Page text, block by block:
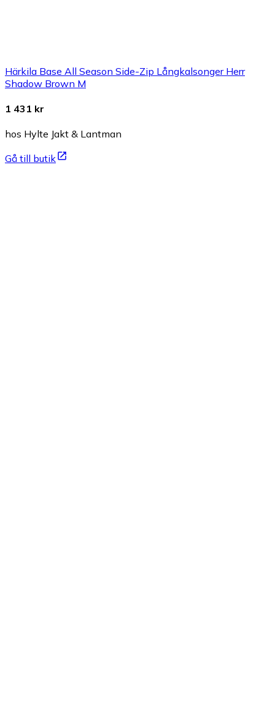
Härkila Base All Season Side-Zip Långkalsonger Herr
Shadow Brown M
1 431 kr
hos Hylte Jakt & Lantman
Gå till butik